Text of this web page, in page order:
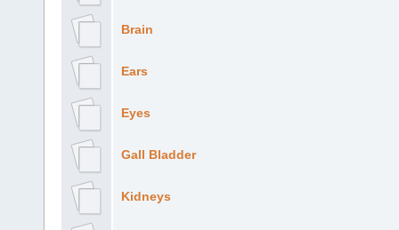
Brain
Ears
Eyes
Gall Bladder
Kidneys